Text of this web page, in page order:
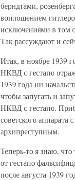
берндтами,
воплощением
исключениями в том
Так рассуждают и
Итак, в ноябре 1939
НКВД с гестапо
1939 года ни
чтобы запугать и
НКВД с гестапо.
советского аппарата
архипреступным.
Теперь-то я знаю,
от гестапо
после августа 1939